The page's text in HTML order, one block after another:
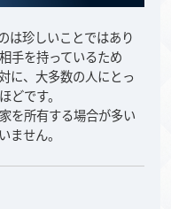
は珍しいことではあり
手を持っているため
に、大多数の人にとっ
どです。
を所有する場合が多い
ません。